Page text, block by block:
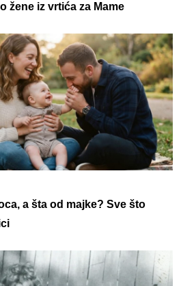
žene iz vrtića za Mame
a šta od majke? Sve što